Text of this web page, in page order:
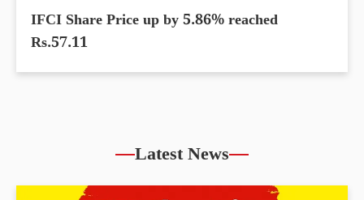
IFCI Share Price up by 5.86% reached
Rs.57.11
Latest News